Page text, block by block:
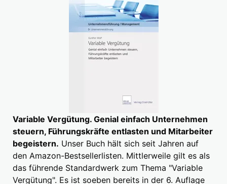
Variable Vergütung. Genial einfach Unternehmen
steuern, Führungskräfte entlasten und Mitarbeiter
begeistern. Unser Buch hält sich seit Jahren auf
den Amazon-Bestsellerlisten. Mittlerweile gilt es als
das führende Standardwerk zum Thema "Variable
Vergütung". Es ist soeben bereits in der 6. Auflage